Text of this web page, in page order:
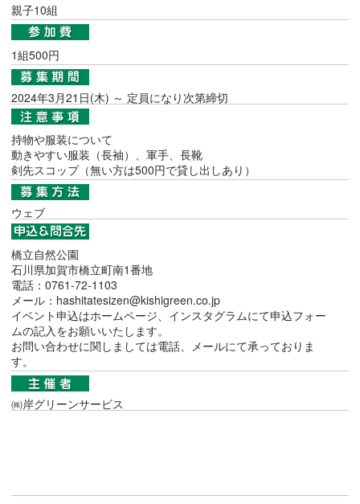
親子10組
1組500円
2024年3月21日(木) ～ 定員になり次第締切
持物や服装について
動きやすい服装（長袖）、軍手、長靴
剣先スコップ（無い方は500円で貸し出しあり）
ウェブ
橋立自然公園
石川県加賀市橋立町南1番地
電話：0761-72-1103
メール：hashitatesizen@kishigreen.co.jp
イベント申込はホームページ、インスタグラムにて申込フォー
ムの記入をお願いいたします。
お問い合わせに関しましては電話、メールにて承っておりま
す。
㈱岸グリーンサービス